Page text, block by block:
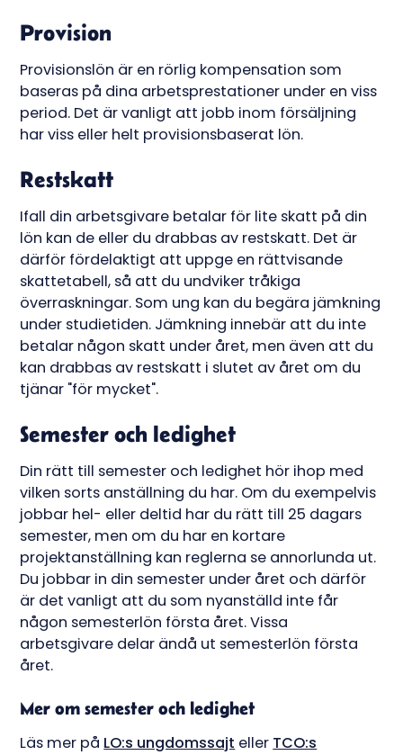
Provision
Provisionslön är en rörlig kompensation som
baseras på dina arbetsprestationer under en viss
period. Det är vanligt att jobb inom försäljning
har viss eller helt provisionsbaserat lön.
Restskatt
Ifall din arbetsgivare betalar för lite skatt på din
lön kan de eller du drabbas av restskatt. Det är
därför fördelaktigt att uppge en rättvisande
skattetabell, så att du undviker tråkiga
överraskningar. Som ung kan du begära jämkning
under studietiden. Jämkning innebär att du inte
betalar någon skatt under året, men även att du
kan drabbas av restskatt i slutet av året om du
tjänar "för mycket".
Semester och ledighet
Din rätt till semester och ledighet hör ihop med
vilken sorts anställning du har. Om du exempelvis
jobbar hel- eller deltid har du rätt till 25 dagars
semester, men om du har en kortare
projektanställning kan reglerna se annorlunda ut.
Du jobbar in din semester under året och därför
är det vanligt att du som nyanställd inte får
någon semesterlön första året. Vissa
arbetsgivare delar ändå ut semesterlön första
året.
Mer om semester och ledighet
Läs mer på LO:s ungdomssajt eller TCO:s